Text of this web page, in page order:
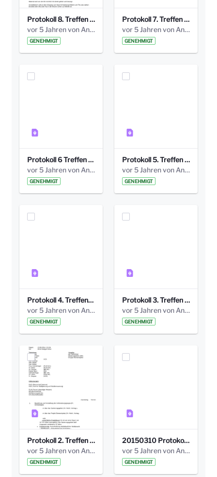
Protokoll 8. Treffen 20150330 AG Bismarckplatz.pdf
vor 5 Jahren von Anni Schlumberger
GENEHMIGT
Protokoll 7. Treffen 20150308 AG Bismarckplatz.pdf
vor 5 Jahren von Anni Schlumberger
GENEHMIGT
Protokoll 6 Treffen 20150205 AG Bismarckplatz.pdf
vor 5 Jahren von Anni Schlumberger
GENEHMIGT
Protokoll 5. Treffen 20141208 AG Bismarkplatz.pdf
vor 5 Jahren von Anni Schlumberger
GENEHMIGT
Protokoll 4. Treffen_20141113 AG Bismarckplatz.pdf
vor 5 Jahren von Anni Schlumberger
GENEHMIGT
Protokoll 3. Treffen 20141016 AG Bismarckplatz.pdf
vor 5 Jahren von Anni Schlumberger
GENEHMIGT
Protokoll 2. Treffen 20140315 AG Bismarckplatz.pdf
vor 5 Jahren von Anni Schlumberger
GENEHMIGT
20150310 Protokoll Bismarckplatz_UrbanG_02.pdf
vor 5 Jahren von Anni Schlumberger
GENEHMIGT